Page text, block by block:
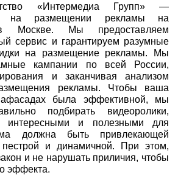
«Интермедиа Групп» —
на размещении рекламы на
Москве. Мы предоставляем
сервис и гарантируем разумные
на размещение рекламы. Мы
кампании по всей России,
и заканчивая анализом
рекламы. Чтобы ваша
была эффективной, мы
подбирать видеоролики,
и полезными для
должна быть привлекающей
и динамичной. При этом,
и не нарушать приличия, чтобы
эффекта.